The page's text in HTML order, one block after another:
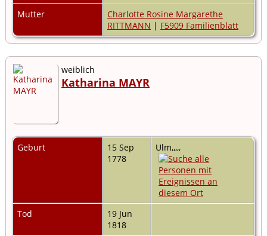
Mutter
Charlotte Rosine Margarethe
RITTMANN | F5909 Familienblatt
weiblich
Katharina MAYR
Geburt
15 Sep
1778
Ulm,,,,,
Tod
19 Jun
1818